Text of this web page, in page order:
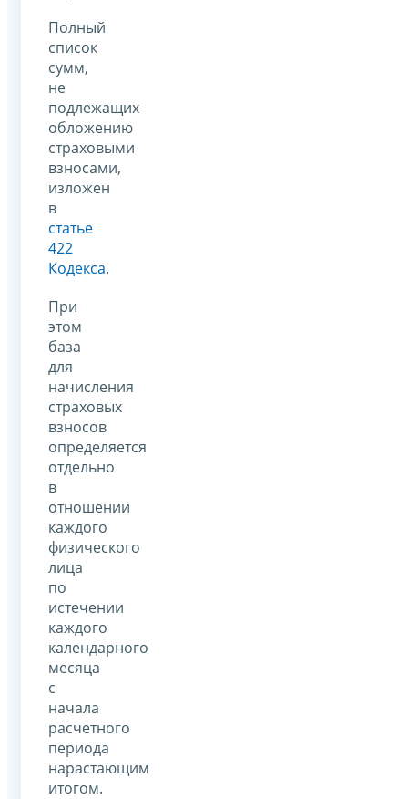
Полный
список
сумм,
не
подлежащих
обложению
страховыми
взносами,
изложен
в
статье
422
Кодекса.
При
этом
база
для
начисления
страховых
взносов
определяется
отдельно
в
отношении
каждого
физического
лица
по
истечении
каждого
календарного
месяца
с
начала
расчетного
периода
нарастающим
итогом.